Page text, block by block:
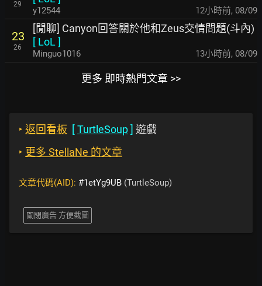
29
y12544 12小時前, 08/09
23
26
[閒聊] Canyon回答關於他和Zeus交情問題(斗內)
[ LoL ]
Minguo1016 13小時前, 08/09
更多 即時熱門文章 >>
‣ 返回看板 [TurtleSoup] 遊戲
‣ 更多 StellaNe 的文章
文章代碼(AID): #1etYg9UB (TurtleSoup)
關閉廣告 方便截圖